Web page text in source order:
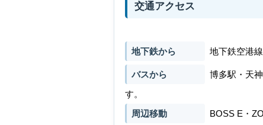
交通アクセス
地下鉄から 地下鉄空港
バスから
博多駅・天
す。
周辺移動
BOSS E・